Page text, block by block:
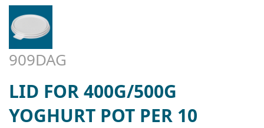
909DAG
LID FOR 400G/500G
YOGHURT POT PER 10